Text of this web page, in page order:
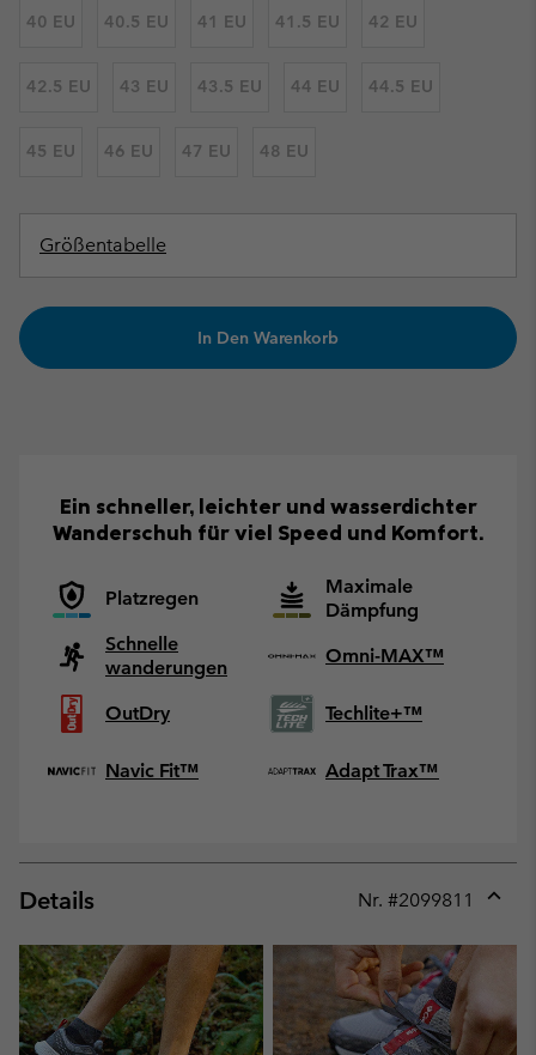
40 EU 40.5 EU 41 EU 41.5 EU 42 EU
42.5 EU 43 EU 43.5 EU 44 EU 44.5 EU
45 EU 46 EU 47 EU 48 EU
Größentabelle
In Den Warenkorb
Ein schneller, leichter und wasserdichter
Wanderschuh für viel Speed und Komfort.
Platzregen
Maximale
Dämpfung
Schnelle
wanderungen
Omni-MAX™
OutDry Techlite+™
Navic Fit™ Adapt Trax™
Details Nr. #2099811
or